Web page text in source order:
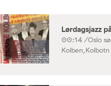
Lørdagsjazz
00:14 /Oslo
Kolben,Kolbotn